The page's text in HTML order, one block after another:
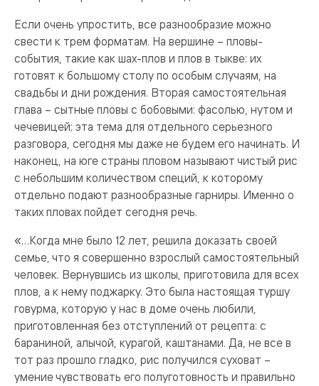
Если очень упростить, все разнообразие можно
свести к трем форматам. На вершине – пловы-
события, такие как шах-плов и плов в тыкве: их
готовят к большому столу по особым случаям, на
свадьбы и дни рождения. Вторая самостоятельная
глава – сытные пловы с бобовыми: фасолью, нутом и
чечевицей; эта тема для отдельного серьезного
разговора, сегодня мы даже не будем его начинать. И
наконец, на юге страны пловом называют чистый рис
с небольшим количеством специй, к которому
отдельно подают разнообразные гарниры. Именно о
таких пловах пойдет сегодня речь.
«…Когда мне было 12 лет, решила доказать своей
семье, что я совершенно взрослый самостоятельный
человек. Вернувшись из школы, приготовила для всех
плов, а к нему поджарку. Это была настоящая туршу
говурма, которую у нас в доме очень любили,
приготовленная без отступлений от рецепта: с
бараниной, алычой, курагой, каштанами. Да, не все в
тот раз прошло гладко, рис получился суховат –
умение чувствовать его полуготовность и правильно